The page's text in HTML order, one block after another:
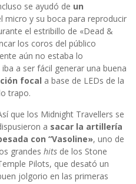
se ayudó de un
micro y su boca para reproducir
el estribillo de «Dead &
los coros del público
aún no estaba lo
a ser fácil generar una buena
focal a base de LEDs de la
trapo.
que los Midnight Travellers se
a sacar la artillería
con “Vasoline», uno de
grandeshits de los Stone
Pilots, que desató un
jolgorio en las primeras